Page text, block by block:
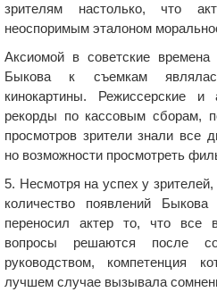
зрителям настолько, что
неоспоримым эталоном
Аксиомой в советские
Быкова к съемкам
кинокартины. Режиссерские и
рекорды по кассовым сборам,
просмотров зрители знали все
но возможности просмотреть
5. Несмотря на успех у
количество появлений
переносил актер то, что все
вопросы решаются после
руководством, компетенция
лучшем случае вызывала